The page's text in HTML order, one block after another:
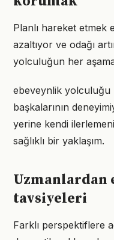
Planlı hareket etmek
azaltıyor ve odağı
yolculuğun her
ebeveynlik yolculuğu
başkalarının
yerine kendi
sağlıklı bir yaklaşım.
Uzmanlardan
tavsiyeleri
Farklı perspektiflere